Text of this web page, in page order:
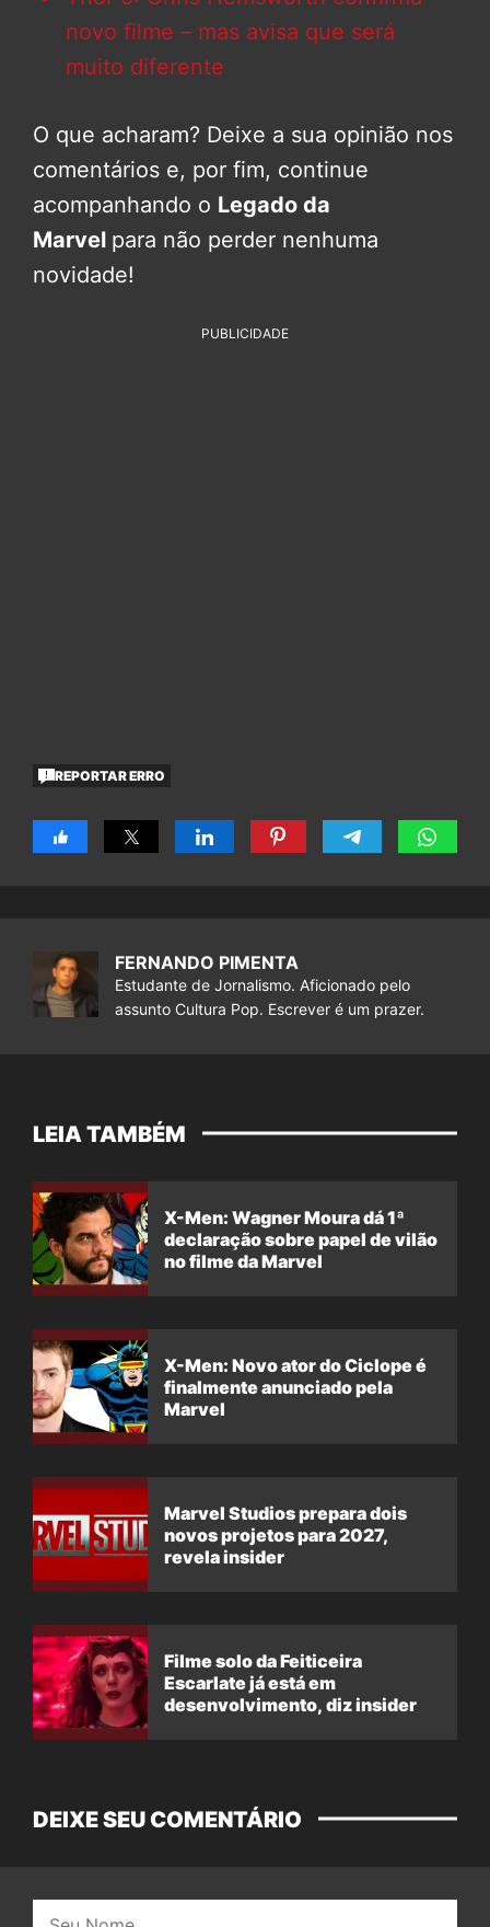
novo filme – mas avisa que será
muito diferente
O que acharam? Deixe a sua opinião nos
comentários e, por fim, continue
acompanhando o Legado da
Marvel para não perder nenhuma
novidade!
PUBLICIDADE
REPORTAR ERRO
FERNANDO PIMENTA
Estudante de Jornalismo. Aficionado pelo
assunto Cultura Pop. Escrever é um prazer.
LEIA TAMBÉM
X-Men: Wagner Moura dá 1ª
declaração sobre papel de vilão
no filme da Marvel
X-Men: Novo ator do Ciclope é
finalmente anunciado pela
Marvel
Marvel Studios prepara dois
novos projetos para 2027,
revela insider
Filme solo da Feiticeira
Escarlate já está em
desenvolvimento, diz insider
DEIXE SEU COMENTÁRIO